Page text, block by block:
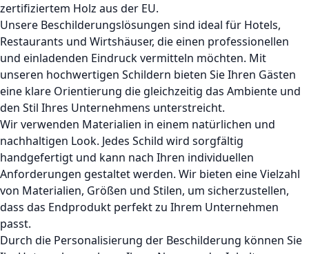
zertifiziertem Holz aus der EU.
Unsere Beschilderungslösungen sind ideal für Hotels,
Restaurants und Wirtshäuser, die einen professionellen
und einladenden Eindruck vermitteln möchten. Mit
unseren hochwertigen Schildern bieten Sie Ihren Gästen
eine klare Orientierung die gleichzeitig das Ambiente und
den Stil Ihres Unternehmens unterstreicht.
Wir verwenden Materialien in einem natürlichen und
nachhaltigen Look. Jedes Schild wird sorgfältig
handgefertigt und kann nach Ihren individuellen
Anforderungen gestaltet werden. Wir bieten eine Vielzahl
von Materialien, Größen und Stilen, um sicherzustellen,
dass das Endprodukt perfekt zu Ihrem Unternehmen
passt.
Durch die Personalisierung der Beschilderung können Sie